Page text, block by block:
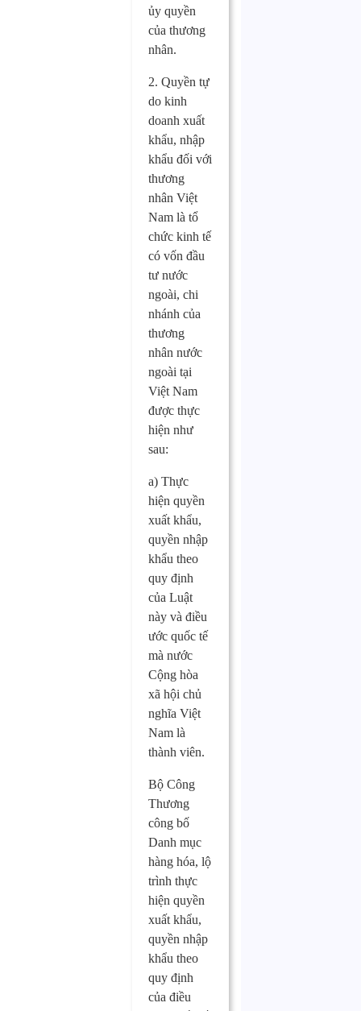
ủy quyền
của thương
nhân.
2. Quyền tự
do kinh
doanh xuất
khẩu, nhập
khẩu đối với
thương
nhân Việt
Nam là tổ
chức kinh tế
có vốn đầu
tư nước
ngoài, chi
nhánh của
thương
nhân nước
ngoài tại
Việt Nam
được thực
hiện như
sau:
a) Thực
hiện quyền
xuất khẩu,
quyền nhập
khẩu theo
quy định
của Luật
này và điều
ước quốc tế
mà nước
Cộng hòa
xã hội chủ
nghĩa Việt
Nam là
thành viên.
Bộ Công
Thương
công bố
Danh mục
hàng hóa, lộ
trình thực
hiện quyền
xuất khẩu,
quyền nhập
khẩu theo
quy định
của điều